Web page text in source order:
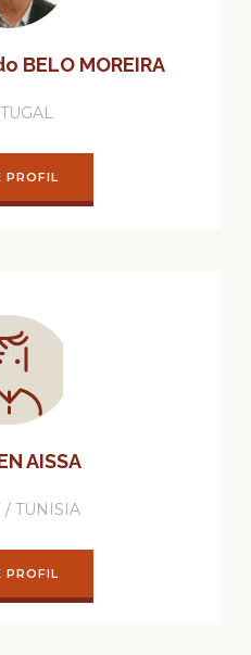
BELO MOREIRA
PROFIL
AISSA
/ TUNISIA
PROFIL